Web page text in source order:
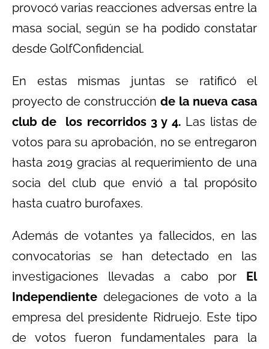
provocó varias reacciones adversas entre la
masa social, según se ha podido constatar
desde GolfConfidencial.
En estas mismas juntas se ratificó el
proyecto de construcción de la nueva casa
club de los recorridos 3 y 4. Las listas de
votos para su aprobación, no se entregaron
hasta 2019 gracias al requerimiento de una
socia del club que envió a tal propósito
hasta cuatro burofaxes.
Además de votantes ya fallecidos, en las
convocatorias se han detectado en las
investigaciones llevadas a cabo por El
Independiente delegaciones de voto a la
empresa del presidente Ridruejo. Este tipo
de votos fueron fundamentales para la